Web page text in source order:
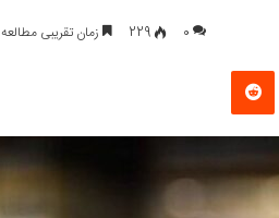
0
229 زمان تقریبی مطالعه 2 دقیقه
پینتریست